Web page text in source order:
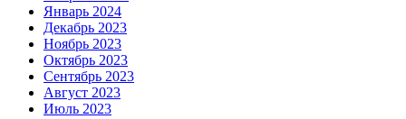
Январь 2024
Декабрь 2023
Ноябрь 2023
Октябрь 2023
Сентябрь 2023
Август 2023
Июль 2023